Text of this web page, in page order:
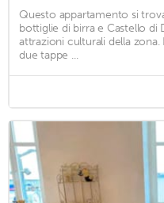
Questo appartamento si
bottiglie di birra e Castello
attrazioni culturali della
due tappe ...